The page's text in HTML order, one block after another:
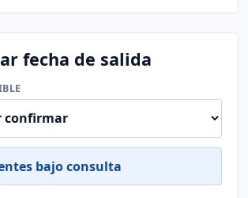
fecha de salida
bajo consulta